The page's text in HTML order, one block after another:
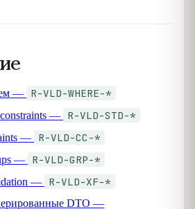
— R-VLD-WHERE-*
— R-VLD-STD-*
— R-VLD-CC-*
— R-VLD-GRP-*
— R-VLD-XF-*
DTO —